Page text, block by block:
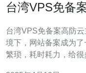
台湾VPS免备
台湾VPS免备案高防云主机—完
境下，网站备案成为
繁琐，耗时耗力，给